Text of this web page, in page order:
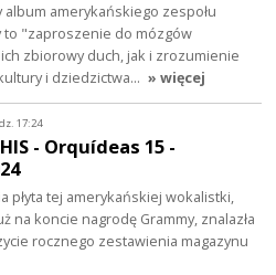
album amerykańskiego zespołu
to "zaproszenie do mózgów
zbiorowy duch, jak i zrozumienie
i dziedzictwa… » więcej
17:24
- Orquídeas 15 -
płyta tej amerykańskiej wokalistki,
na koncie nagrodę Grammy, znalazła
rocznego zestawienia magazynu